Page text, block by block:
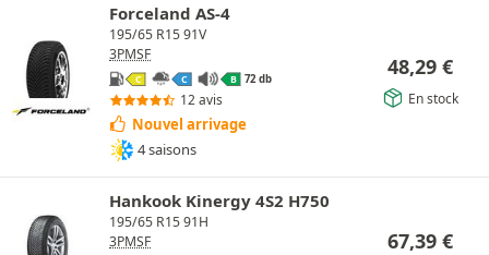
Forceland AS-4
195/65 R15 91V
3PMSF
C C B 72 db
12 avis
Nouvel arrivage
4 saisons
48,29 €
En stock
Hankook Kinergy 4S2 H750
195/65 R15 91H
3PMSF
67,39 €